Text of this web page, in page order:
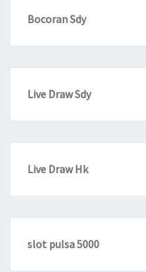
Bocoran Sdy
Live Draw Sdy
Live Draw Hk
slot pulsa 5000